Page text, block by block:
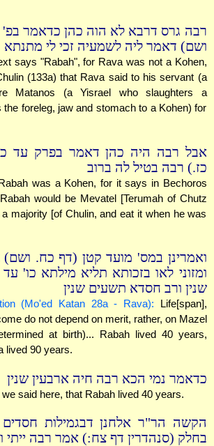
רבה גרס דרבא לא הוה כהן כדאמר בפ'
ושם) דאמר ליה לשמעיה זכי לי מתנתא
says "Rabah", for Rava was not a Kohen,
(133a) that Rava said to his servant (a
Matanos (a Yisrael who slaughters a
the foreleg, jaw and stomach to a Kohen) for
אבל רבה היה כהן דאמר בפרק עד
כז.) רבה בטיל לה ברוב
was a Kohen, for it says in Bechoros
would be Mevatel [Terumah of Chutz
majority [of Chulin, and eat it when he was
ואמרינן במס' מועד קטן (דף כח. ושם)
ומזוני לאו בזכותא תליא מילתא כו'
שנין ורב חסדא תשעים שנין
(Mo'ed Katan 28a - Rava): Life[span],
do not depend on merit, rather, on Mazel
at birth)... Rabah lived 40 years,
lived 90 years.
כדאמר נמי הכא רבה חיה ארבעין שנין
said here, that Rabah lived 40 years.
הקשה הר"ר אלחנן דבגמילות
בחלק (סנהדרין דף צח:) אמר רבה ייתי